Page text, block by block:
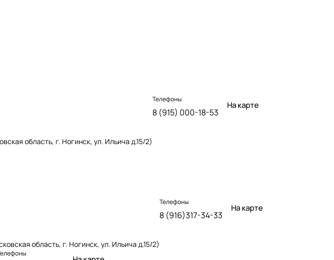
область, г. Ногинск, ул. Ильича д.15/2)
Телефоны
8 (915) 000-18-53
На карте
область, г. Ногинск, ул. Ильича д.15/2)
Телефоны
8 (916)317-34-33
На карте